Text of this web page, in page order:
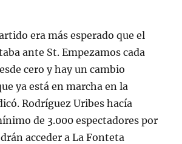
era más esperado que el
ante St. Empezamos cada
cero y hay un cambio
ya está en marcha en la
Rodríguez Uribes hacía
de 3.000 espectadores por
acceder a La Fonteta